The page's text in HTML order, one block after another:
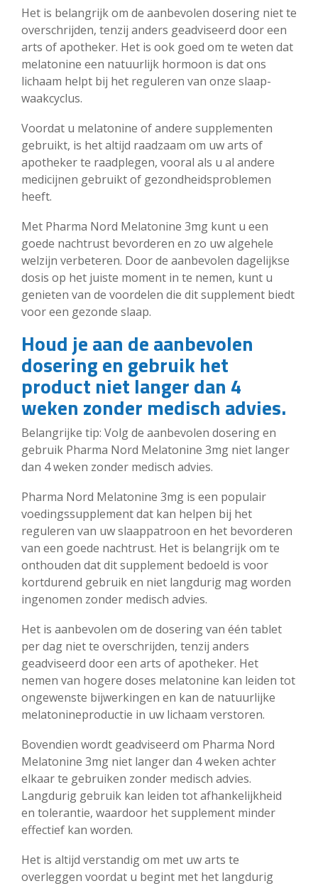
Het is belangrijk om de aanbevolen dosering niet te
overschrijden, tenzij anders geadviseerd door een
arts of apotheker. Het is ook goed om te weten dat
melatonine een natuurlijk hormoon is dat ons
lichaam helpt bij het reguleren van onze slaap-
waakcyclus.
Voordat u melatonine of andere supplementen
gebruikt, is het altijd raadzaam om uw arts of
apotheker te raadplegen, vooral als u al andere
medicijnen gebruikt of gezondheidsproblemen
heeft.
Met Pharma Nord Melatonine 3mg kunt u een
goede nachtrust bevorderen en zo uw algehele
welzijn verbeteren. Door de aanbevolen dagelijkse
dosis op het juiste moment in te nemen, kunt u
genieten van de voordelen die dit supplement biedt
voor een gezonde slaap.
Houd je aan de aanbevolen
dosering en gebruik het
product niet langer dan 4
weken zonder medisch advies.
Belangrijke tip: Volg de aanbevolen dosering en
gebruik Pharma Nord Melatonine 3mg niet langer
dan 4 weken zonder medisch advies.
Pharma Nord Melatonine 3mg is een populair
voedingssupplement dat kan helpen bij het
reguleren van uw slaappatroon en het bevorderen
van een goede nachtrust. Het is belangrijk om te
onthouden dat dit supplement bedoeld is voor
kortdurend gebruik en niet langdurig mag worden
ingenomen zonder medisch advies.
Het is aanbevolen om de dosering van één tablet
per dag niet te overschrijden, tenzij anders
geadviseerd door een arts of apotheker. Het
nemen van hogere doses melatonine kan leiden tot
ongewenste bijwerkingen en kan de natuurlijke
melatonineproductie in uw lichaam verstoren.
Bovendien wordt geadviseerd om Pharma Nord
Melatonine 3mg niet langer dan 4 weken achter
elkaar te gebruiken zonder medisch advies.
Langdurig gebruik kan leiden tot afhankelijkheid
en tolerantie, waardoor het supplement minder
effectief kan worden.
Het is altijd verstandig om met uw arts te
overleggen voordat u begint met het langdurig